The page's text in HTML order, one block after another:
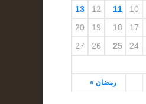
رمضان »
10
11
12
13
17
18
19
20
24
25
26
27